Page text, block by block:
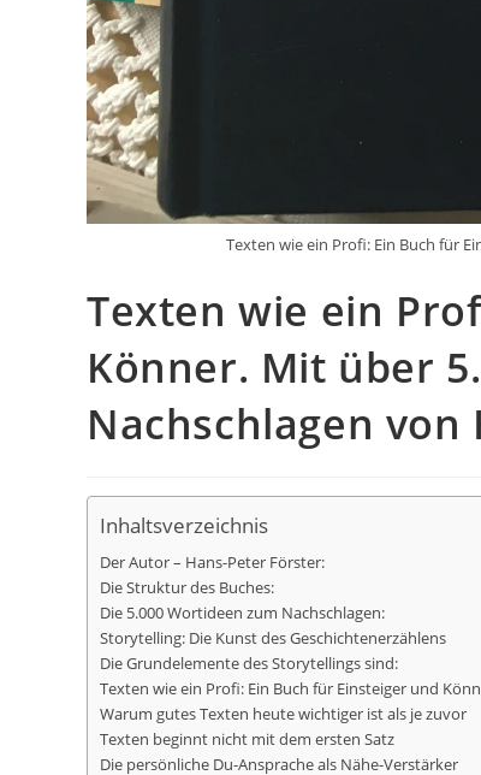
Texten wie ein Profi: Ein Buch für
Texten wie ein
Könner. Mit über
Nachschlagen
Inhaltsverzeichnis
Der Autor – Hans-Peter Förster:
Die Struktur des Buches:
Die 5.000 Wortideen zum Nachschlagen:
Storytelling: Die Kunst des Geschichtenerzählens
Die Grundelemente des Storytellings sind:
Texten wie ein Profi: Ein Buch für Einsteiger und
Warum gutes Texten heute wichtiger ist als je zuvor
Texten beginnt nicht mit dem ersten Satz
Die persönliche Du-Ansprache als Nähe-Verstärker